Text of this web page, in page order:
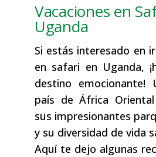
Vacaciones en
Uganda
Si estás interesado en
en safari en Uganda,
destino emocionante!
país de África
sus impresionantes
y su diversidad de vida
Aquí te dejo algunas